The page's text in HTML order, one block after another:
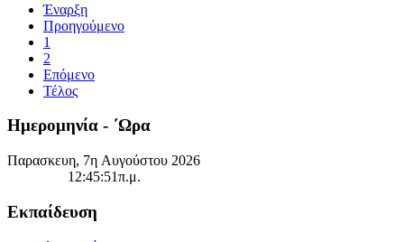
Έναρξη
Προηγούμενο
1
2
Επόμενο
Τέλος
Ημερομηνία - ΄Ωρα
Παρασκευη, 7η Αυγούστου 2026
12:45:51π.μ.
Εκπαίδευση